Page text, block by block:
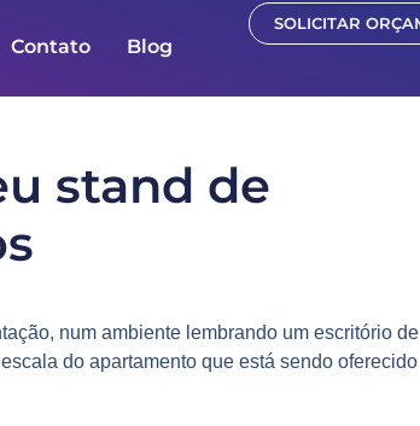
Contato Blog
SOLICITAR
stand de
num ambiente lembrando um escritório de
do apartamento que está sendo oferecido